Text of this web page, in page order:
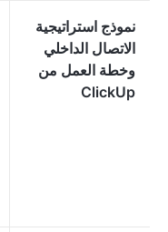
نموذج استراتيجية
الاتصال الداخلي
وخطة العمل من
ClickUp